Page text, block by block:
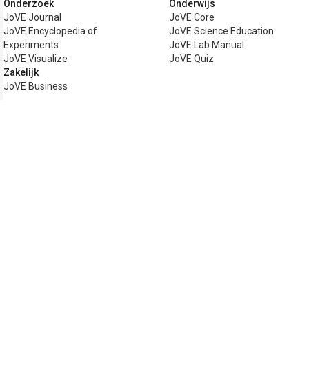
Onderzoek
JoVE Journal
JoVE Encyclopedia of
Experiments
JoVE Visualize
Zakelijk
JoVE Business
Onderwijs
JoVE Core
JoVE Science Education
JoVE Lab Manual
JoVE Quiz